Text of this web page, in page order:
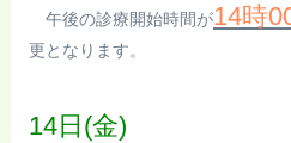
午後の診療開始時間が14時
更となります。
14日(金)